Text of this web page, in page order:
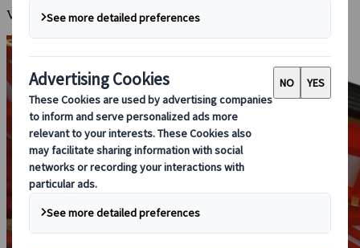
Ville cosmopolite célèbre pour son bœuf et son port.